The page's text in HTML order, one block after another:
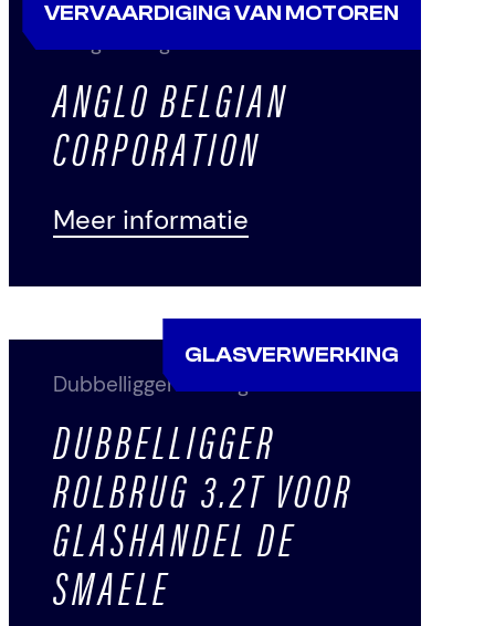
VERVAARDIGING VAN MOTOREN
ANGLO BELGIAN
CORPORATION
Meer informatie
GLASVERWERKING
Dubbelligger rolbrug
DUBBELLIGGER
ROLBRUG 3.2T VOOR
GLASHANDEL DE
SMAELE